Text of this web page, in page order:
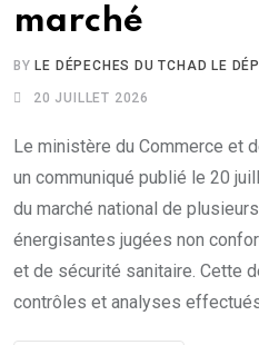
marché
BYLE DÉPECHES DU TCHAD LE
20 JUILLET 2026
Le ministère du Commerce et
un communiqué publié le 20
du marché national de
énergisantes jugées non
et de sécurité sanitaire. Cette
contrôles et analyses